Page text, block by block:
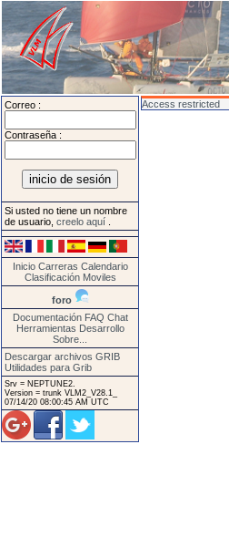
Correo :
Contraseña :
Si usted no tiene un nombre
de usuario, creelo aquí
Inicio Carreras Calendario
Clasificación Moviles
foro
Documentación FAQ Chat
Herramientas Desarrollo
Sobre...
Descargar archivos GRIB
Utilidades para Grib
Srv = NEPTUNE2.
Version = trunk VLM2_V28.1_
07/14/20 08:00:45 AM UTC
Access restricted